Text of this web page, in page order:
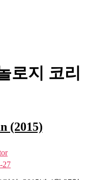
로지 코리
(2015)
27